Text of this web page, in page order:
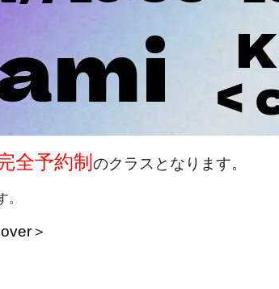
全予約制 のクラスとなります。
＞